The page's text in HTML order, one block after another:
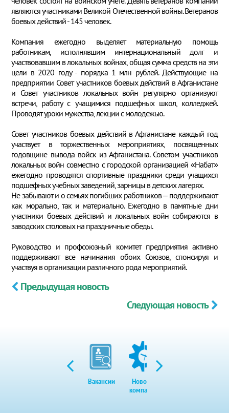
являются участниками Великой Отечественной войны. Ветеранов
боевых действий - 145 человек.
Компания ежегодно выделяет материальную помощь
работникам, исполнявшим интернациональный долг и
участвовавшим в локальных войнах, общая сумма средств на эти
цели в 2020 году - порядка 1 млн рублей. Действующие на
предприятии Совет участников боевых действий в Афганистане
и Совет участников локальных войн регулярно организуют
встречи, работу с учащимися подшефных школ, колледжей.
Проводят уроки мужества, лекции с молодежью.
Совет участников боевых действий в Афганистане каждый год
участвует в торжественных мероприятиях, посвященных
годовщине вывода войск из Афганистана. Советом участников
локальных войн совместно с городской организацией «Набат»
ежегодно проводятся спортивные праздники среди учащихся
подшефных учебных заведений, зарницы в детских лагерях.
Не забывают и о семьях погибших работников – поддерживают
как морально, так и материально. Ежегодно в памятные дни
участники боевых действий и локальных войн собираются в
заводских столовых на праздничные обеды.
Руководство и профсоюзный комитет предприятия активно
поддерживают все начинания обоих Союзов, спонсируя и
участвуя в организации различного рода мероприятий.
Предыдущая новость
Следующая новость
Вакансии
Новости
компании